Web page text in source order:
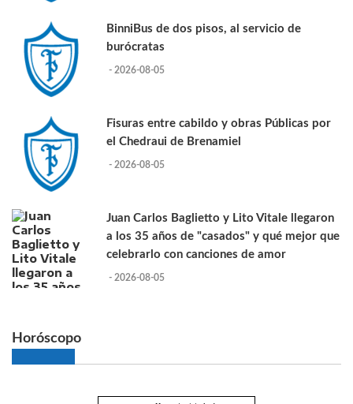
BinniBus de dos pisos, al servicio de
burócratas
- 2026-08-05
Fisuras entre cabildo y obras Públicas por
el Chedraui de Brenamiel
- 2026-08-05
Juan Carlos Baglietto y Lito Vitale llegaron
a los 35 años de "casados" y qué mejor que
celebrarlo con canciones de amor
- 2026-08-05
Horóscopo